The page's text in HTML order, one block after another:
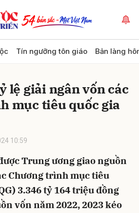
Tín ngưỡng tôn giáo Bản làng
lệ giải ngân vốn các
mục tiêu quốc gia
10:59
Trung ương giao nguồn
Chương trình mục tiêu
3.346 tỷ 164 triệu đồng
vốn năm 2022, 2023 kéo